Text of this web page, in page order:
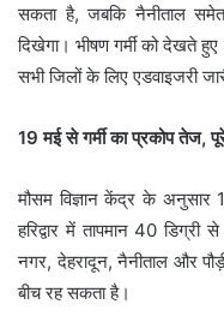
सकता है, जबकि नैनीताल
दिखेगा। भीषण गर्मी को देखते
सभी जिलों के लिए एडवाइजरी
19 मई से गर्मी का प्रकोप तेज,
मौसम विज्ञान केंद्र के अनुसार
हरिद्वार में तापमान 40
नगर, देहरादून, नैनीताल और
बीच रह सकता है।